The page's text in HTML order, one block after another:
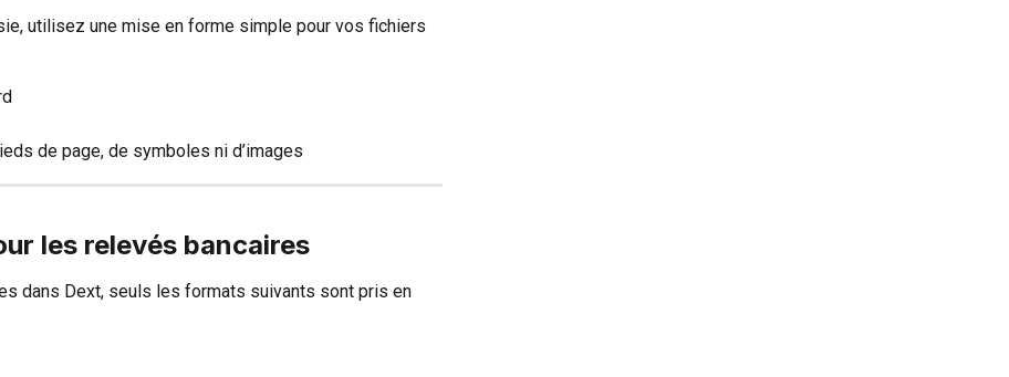
utilisez une mise en forme simple pour vos fichiers
de page, de symboles ni d’images
les relevés bancaires
dans Dext, seuls les formats suivants sont pris en